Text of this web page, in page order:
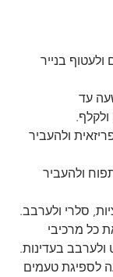
בנייר
עד
ולהעביר
ולהעביר
סלרי ולערבב.
כל מרכיבי
בעדינות.
לספיגת טעמים